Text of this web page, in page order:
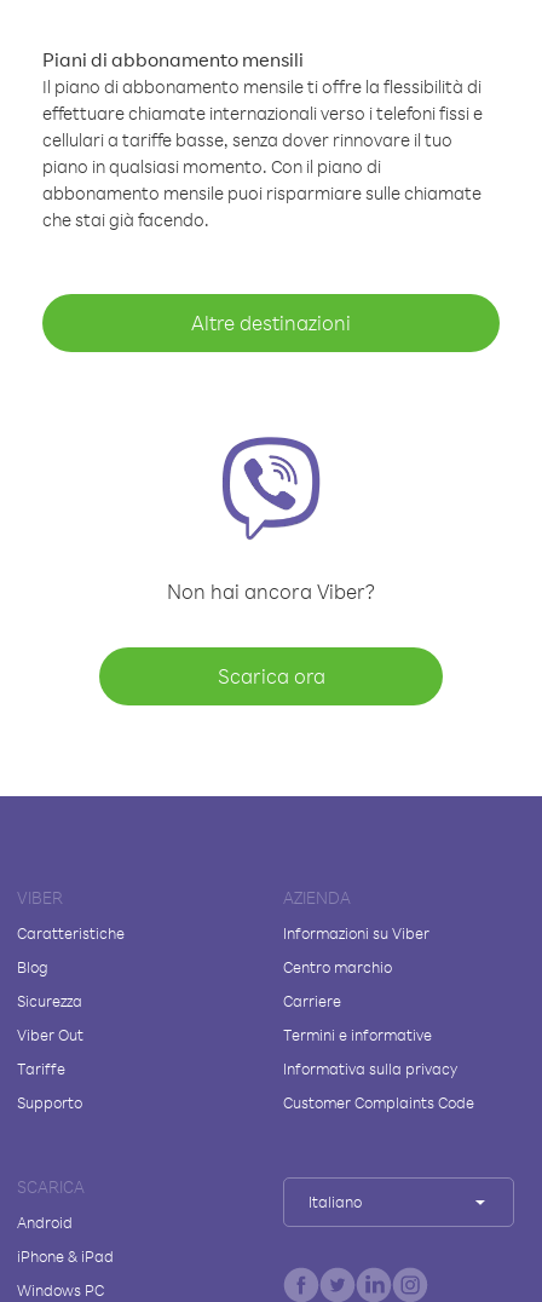
Piani di abbonamento mensili
Il piano di abbonamento mensile ti offre la flessibilità di
effettuare chiamate internazionali verso i telefoni fissi e
cellulari a tariffe basse, senza dover rinnovare il tuo
piano in qualsiasi momento. Con il piano di
abbonamento mensile puoi risparmiare sulle chiamate
che stai già facendo.
Altre destinazioni
Non hai ancora Viber?
Scarica ora
VIBER
Caratteristiche
Blog
Sicurezza
Viber Out
Tariffe
Supporto
AZIENDA
Informazioni su Viber
Centro marchio
Carriere
Termini e informative
Informativa sulla privacy
Customer Complaints Code
SCARICA
Android
iPhone & iPad
Windows PC
Italiano